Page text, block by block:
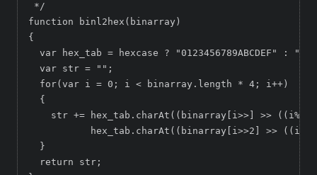
*/
function binl2hex(binarray)
{
var hex_tab = hexcase ? "0123456789ABCDEF" :
var str = "";
for(var i = 0; i < binarray.length * 4; i++)
{
str += hex_tab.charAt((binarray[i>>] >>
hex_tab.charAt((binarray[i>>2] >> ((i%4)*8
}
return str;